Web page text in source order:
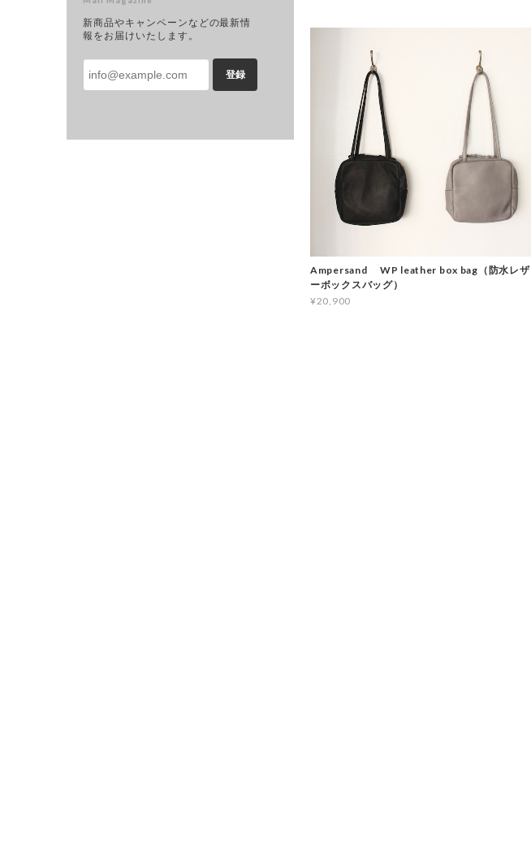
Ampersand WP leather box bag（防水レザ
ーボックスバッグ）
¥20,900
新商品やキャンペーンなどの最新情
報をお届けいたします。
登録